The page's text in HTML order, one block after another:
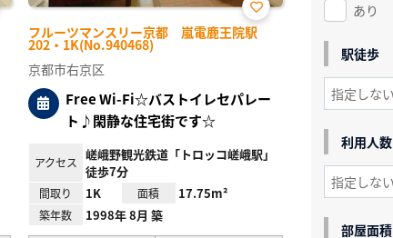
フルーツマンスリー京都 嵐電鹿王院駅
202・1K(No.940468)
お気
に入
京都市右京区
Free Wi-Fi☆バストイレセパレー
ト♪閑静な住宅街です☆
アクセス
嵯峨野観光鉄道「トロッコ嵯峨駅」
徒歩7分
間取り 1K 面積 17.75m²
築年数 1998年 8月 築
あり
駅徒歩
利用人数
部屋面積